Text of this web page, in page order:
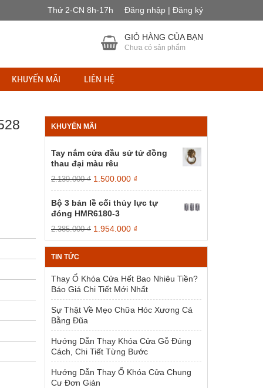
Thứ 2-CN 8h-17h Đăng nhập | Đăng ký
GIỎ HÀNG CỦA BẠN
Chưa có sản phẩm
KHUYẾN MÃI LIÊN HỆ
KHUYẾN MÃI
Tay nắm cửa đầu sử tử đồng
thau đại màu rêu
2.139.000₫ Giá
gốc
là:
2.139.000 ₫.
1.500.000 ₫
hiện
là:
Bộ 3 bản lề cối thủy lực tự
đóng HMR6180-3
2.385.000₫ Giá
gốc
là:
1.954.000 ₫
hiện
tại
1.954.000 ₫.
TIN TỨC
Thay Ổ Khóa Cửa Hết Bao Nhiêu Tiền?
Báo Giá Chi Tiết Mới Nhất
Sự Thật Về Mẹo Chữa Hóc Xương Cá
Bằng Đũa
Hướng Dẫn Thay Khóa Cửa Gỗ Đúng
Cách, Chi Tiết Từng Bước
Hướng Dẫn Thay Ổ Khóa Cửa Chung
Cư Đơn Giản